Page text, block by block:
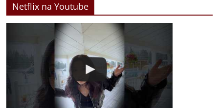
Netflix na Youtube